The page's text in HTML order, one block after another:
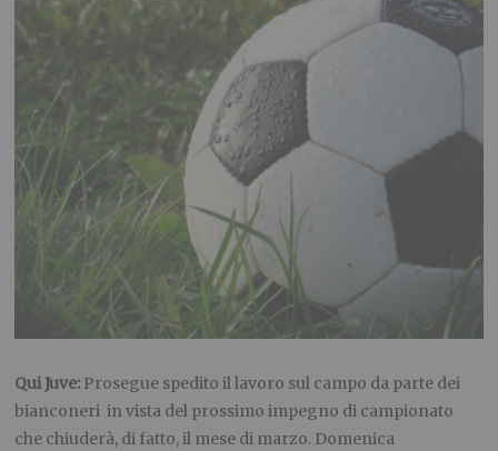
Qui Juve: Prosegue spedito il lavoro sul campo da parte dei
bianconeri in vista del prossimo impegno di campionato
che chiuderà, di fatto, il mese di marzo. Domenica